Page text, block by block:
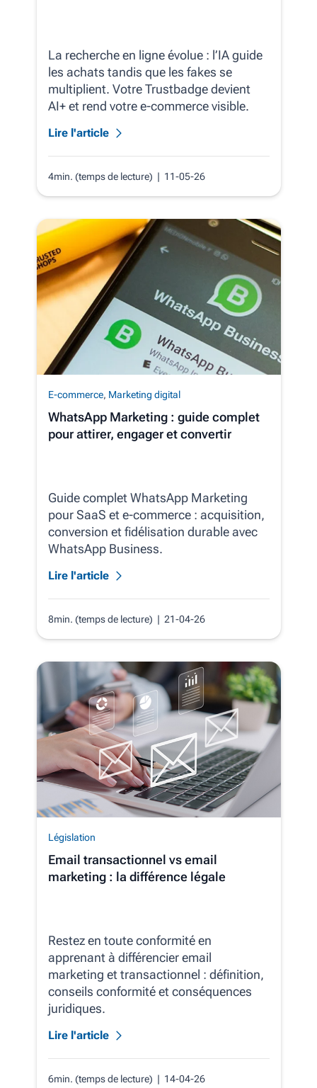
La recherche en ligne évolue : l’IA guide
les achats tandis que les fakes se
multiplient. Votre Trustbadge devient
AI+ et rend votre e‑commerce visible.
Lire l'article
4min. (temps de lecture) | 11-05-26
E-commerce, Marketing digital
WhatsApp Marketing : guide complet
pour attirer, engager et convertir
Guide complet WhatsApp Marketing
pour SaaS et e‑commerce : acquisition,
conversion et fidélisation durable avec
WhatsApp Business.
Lire l'article
8min. (temps de lecture) | 21-04-26
Législation
Email transactionnel vs email
marketing : la différence légale
Restez en toute conformité en
apprenant à différencier email
marketing et transactionnel : définition,
conseils conformité et conséquences
juridiques.
Lire l'article
6min. (temps de lecture) | 14-04-26